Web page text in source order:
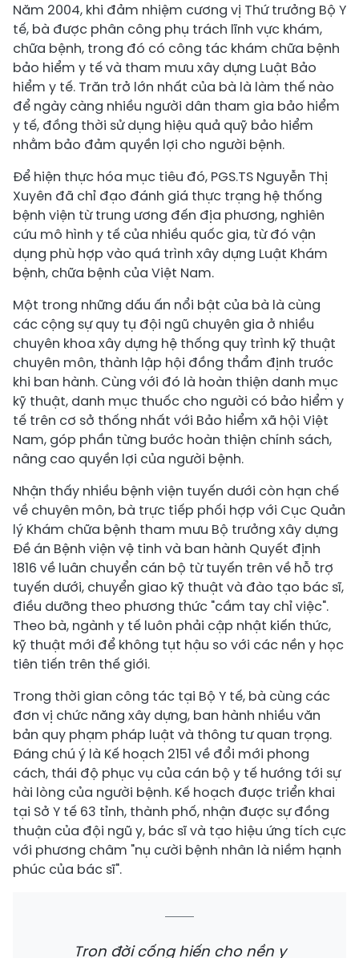
Năm 2004, khi đảm nhiệm cương vị Thứ trưởng Bộ Y
tế, bà được phân công phụ trách lĩnh vực khám,
chữa bệnh, trong đó có công tác khám chữa bệnh
bảo hiểm y tế và tham mưu xây dựng Luật Bảo
hiểm y tế. Trăn trở lớn nhất của bà là làm thế nào
để ngày càng nhiều người dân tham gia bảo hiểm
y tế, đồng thời sử dụng hiệu quả quỹ bảo hiểm
nhằm bảo đảm quyền lợi cho người bệnh.
Để hiện thực hóa mục tiêu đó, PGS.TS Nguyễn Thị
Xuyên đã chỉ đạo đánh giá thực trạng hệ thống
bệnh viện từ trung ương đến địa phương, nghiên
cứu mô hình y tế của nhiều quốc gia, từ đó vận
dụng phù hợp vào quá trình xây dựng Luật Khám
bệnh, chữa bệnh của Việt Nam.
Một trong những dấu ấn nổi bật của bà là cùng
các cộng sự quy tụ đội ngũ chuyên gia ở nhiều
chuyên khoa xây dựng hệ thống quy trình kỹ thuật
chuyên môn, thành lập hội đồng thẩm định trước
khi ban hành. Cùng với đó là hoàn thiện danh mục
kỹ thuật, danh mục thuốc cho người có bảo hiểm y
tế trên cơ sở thống nhất với Bảo hiểm xã hội Việt
Nam, góp phần từng bước hoàn thiện chính sách,
nâng cao quyền lợi của người bệnh.
Nhận thấy nhiều bệnh viện tuyến dưới còn hạn chế
về chuyên môn, bà trực tiếp phối hợp với Cục Quản
lý Khám chữa bệnh tham mưu Bộ trưởng xây dựng
Đề án Bệnh viện vệ tinh và ban hành Quyết định
1816 về luân chuyển cán bộ từ tuyến trên về hỗ trợ
tuyến dưới, chuyển giao kỹ thuật và đào tạo bác sĩ,
điều dưỡng theo phương thức "cầm tay chỉ việc".
Theo bà, ngành y tế luôn phải cập nhật kiến thức,
kỹ thuật mới để không tụt hậu so với các nền y học
tiên tiến trên thế giới.
Trong thời gian công tác tại Bộ Y tế, bà cùng các
đơn vị chức năng xây dựng, ban hành nhiều văn
bản quy phạm pháp luật và thông tư quan trọng.
Đáng chú ý là Kế hoạch 2151 về đổi mới phong
cách, thái độ phục vụ của cán bộ y tế hướng tới sự
hài lòng của người bệnh. Kế hoạch được triển khai
tại Sở Y tế 63 tỉnh, thành phố, nhận được sự đồng
thuận của đội ngũ y, bác sĩ và tạo hiệu ứng tích cực
với phương châm "nụ cười bệnh nhân là niềm hạnh
phúc của bác sĩ".
Trọn đời cống hiến cho nền y